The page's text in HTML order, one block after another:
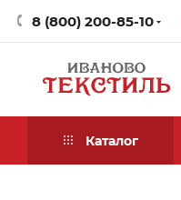
8 (800) 200-85-10
Каталог